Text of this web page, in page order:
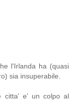
l'Irlanda ha (quasi
sia insuperabile.
citta' e' un colpo al